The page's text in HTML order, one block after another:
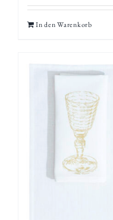
In den Warenkorb